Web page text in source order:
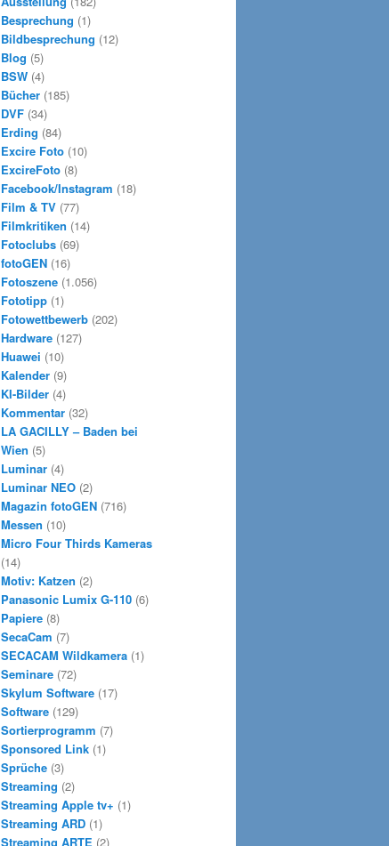
Besprechung (1)
Bildbesprechung (12)
Blog (5)
BSW (4)
Bücher (185)
DVF (34)
Erding (84)
Excire Foto (10)
ExcireFoto (8)
Facebook/Instagram (18)
Film & TV (77)
Filmkritiken (14)
Fotoclubs (69)
fotoGEN (16)
Fotoszene (1.056)
Fototipp (1)
Fotowettbewerb (202)
Hardware (127)
Huawei (10)
Kalender (9)
KI-Bilder (4)
Kommentar (32)
LA GACILLY – Baden bei
Wien (5)
Luminar (4)
Luminar NEO (2)
Magazin fotoGEN (716)
Messen (10)
Micro Four Thirds Kameras
(14)
Motiv: Katzen (2)
Panasonic Lumix G-110 (6)
Papiere (8)
SecaCam (7)
SECACAM Wildkamera (1)
Seminare (72)
Skylum Software (17)
Software (129)
Sortierprogramm (7)
Sponsored Link (1)
Sprüche (3)
Streaming (2)
Streaming Apple tv+ (1)
Streaming ARD (1)
Streaming ARTE (2)